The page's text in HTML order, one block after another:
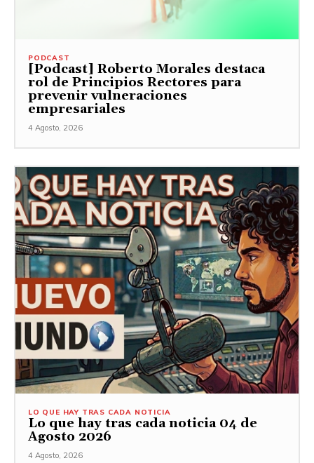
PODCAST
[Podcast] Roberto Morales destaca
rol de Principios Rectores para
prevenir vulneraciones
empresariales
4 Agosto, 2026
LO QUE HAY TRAS CADA NOTICIA
Lo que hay tras cada noticia 04 de
Agosto 2026
4 Agosto, 2026